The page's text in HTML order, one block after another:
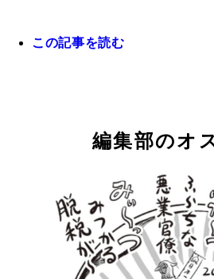
各星座とも必ず運気が上
この記事を読む
編集部のオ